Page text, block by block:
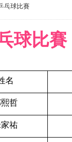
乓球比賽
球比賽
名
哲
祐